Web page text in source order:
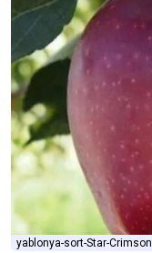
yablonya-sort-Star-Сrimson